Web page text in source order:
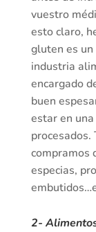
vuestro
esto claro,
gluten es
industria
encargado
buen
estar en
compramos
especias,
2-